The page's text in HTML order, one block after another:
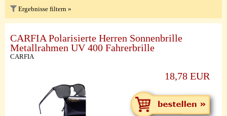
Ergebnisse filtern »
CARFIA Polarisierte Herren Sonnenbrille
Metallrahmen UV 400 Fahrerbrille
CARFIA
18,78 EUR